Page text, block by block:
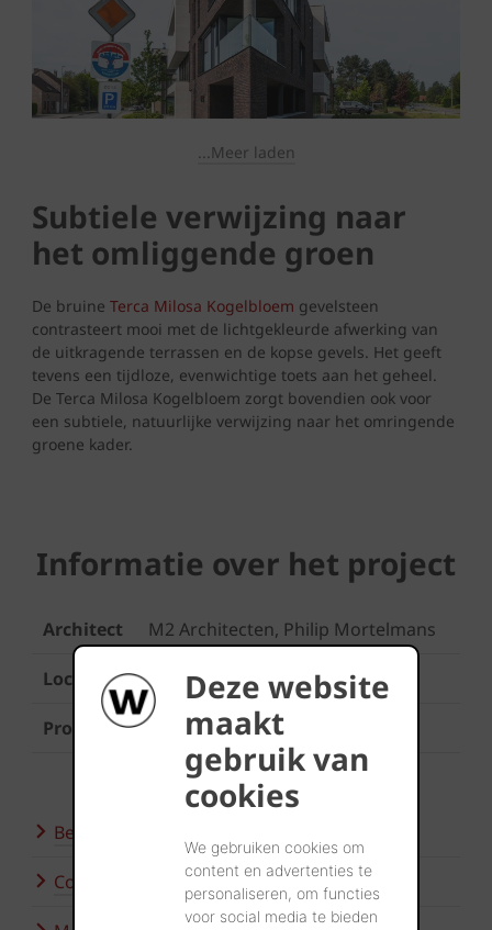
Deze website
maakt
gebruik van
cookies
We gebruiken cookies om
content en advertenties te
personaliseren, om functies
voor social media te bieden
...Meer laden
Subtiele verwijzing naar
het omliggende groen
De bruine Terca Milosa Kogelbloem gevelsteen
contrasteert mooi met de lichtgekleurde afwerking van
de uitkragende terrassen en de kopse gevels. Het geeft
tevens een tijdloze, evenwichtige toets aan het geheel.
De Terca Milosa Kogelbloem zorgt bovendien ook voor
een subtiele, natuurlijke verwijzing naar het omringende
groene kader.
Informatie over het project
Architect M2 Architecten, Philip Mortelmans
Locatie Emblem
Product Terca Milosa Kogelbloem
Bezoek onze showroom
Contacteer ons